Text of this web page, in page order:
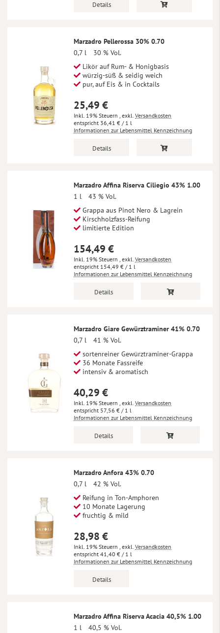
Details
Marzadro Pellerossa 30% 0.70
0,7 l
30 % Vol.
Likör auf Rum- & Honigbasis
würzig-süß & seidig weich
pur, auf Eis & in Cocktails
25,49 €
Inkl. 19% Steuern , exkl. Versandkosten
36,41 € / 1 l
Informationen zur Lebensmittel Kennzeichnung
Details
Marzadro Affina Riserva Ciliegio 43% 1.00
1 l
43 % Vol.
Grappa aus Pinot Nero & Lagrein
Kirschholzfass-Reifung
limitierte Edition
154,49 €
Inkl. 19% Steuern , exkl. Versandkosten
154,49 € / 1 l
Informationen zur Lebensmittel Kennzeichnung
Details
Marzadro Giare Gewürztraminer 41% 0.70
0,7 l
41 % Vol.
sortenreiner Gewürztraminer-Grappa
36 Monate Fassreife
intensiv & aromatisch
40,29 €
Inkl. 19% Steuern , exkl. Versandkosten
57,56 € / 1 l
Informationen zur Lebensmittel Kennzeichnung
Details
Marzadro Anfora 43% 0.70
0,7 l
42 % Vol.
Reifung in Ton-Amphoren
10 Monate Lagerung
fruchtig & mild
28,98 €
Inkl. 19% Steuern , exkl. Versandkosten
41,40 € / 1 l
Informationen zur Lebensmittel Kennzeichnung
Details
Marzadro Affina Riserva Acacia 40,5% 1.00
1 l
40,5 % Vol.